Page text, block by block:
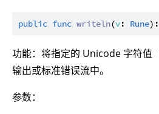
public func writeln(v: Rune):
功能：将指定的 Unicode 字符值
输出或标准错误流中。
参数：